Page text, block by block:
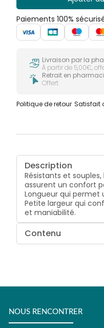
Paiements 100%
Livraison par la
À partir de 5,00€,
Retrait en
Offert
Politique de retour Satisfait
Description
Résistants et
assurent un confort
Longueur qui permet
Petite largeur qui
et maniabilité.
Contenu
NOUS RENCONTRER